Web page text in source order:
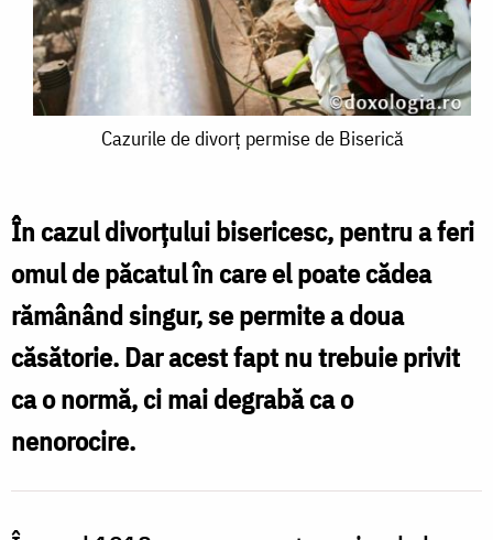
Cazurile
permise
de
Biserică
Cazurile de divorţ permise de Biserică
În cazul divorţului bisericesc, pentru a feri
omul de păcatul în care el poate cădea
rămânând singur, se permite a doua
căsătorie. Dar acest fapt nu trebuie privit
ca o normă, ci mai degrabă ca o
nenorocire.